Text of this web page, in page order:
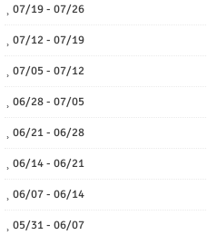
07/19 - 07/26
07/12 - 07/19
07/05 - 07/12
06/28 - 07/05
06/21 - 06/28
06/14 - 06/21
06/07 - 06/14
05/31 - 06/07